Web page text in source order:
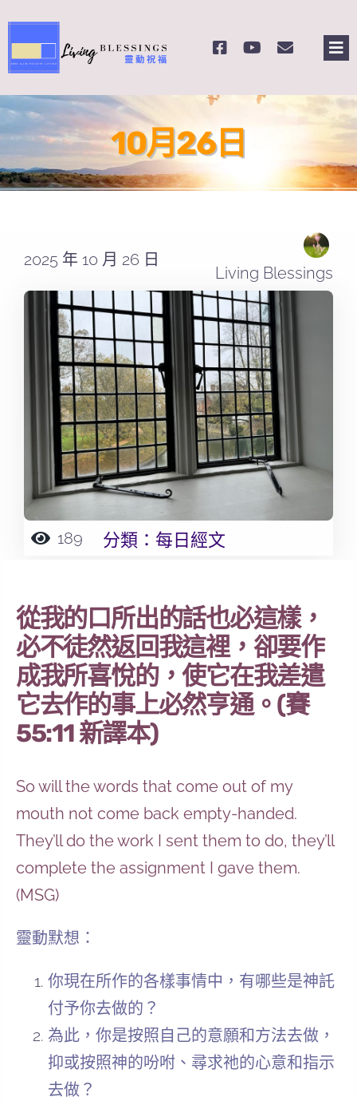
to
content
關於我們
奉獻支持
Search
10月26日
2025 年 10 月 26 日
Living Blessings
189 分類： 每日經文
從我的口所出的話也必這樣，
必不徒然返回我這裡，卻要作
成我所喜悅的，使它在我差遣
它去作的事上必然亨通。(賽
55:11 新譯本)
So will the words that come out of my
mouth not come back empty-handed.
They’ll do the work I sent them to do, they’ll
complete the assignment I gave them.
(MSG)
靈動默想：
你現在所作的各樣事情中，有哪些是神託
付予你去做的？
為此，你是按照自己的意願和方法去做，
抑或按照神的吩咐、尋求祂的心意和指示
去做？